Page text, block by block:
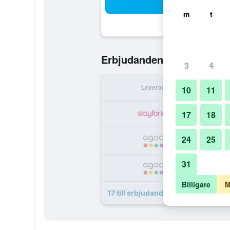
Erbjudanden från539 kr
Leverantör
17 till erbjudanden för Hotel Queen
m t
3 4
10 11
17 18
24 25
31
Billigare